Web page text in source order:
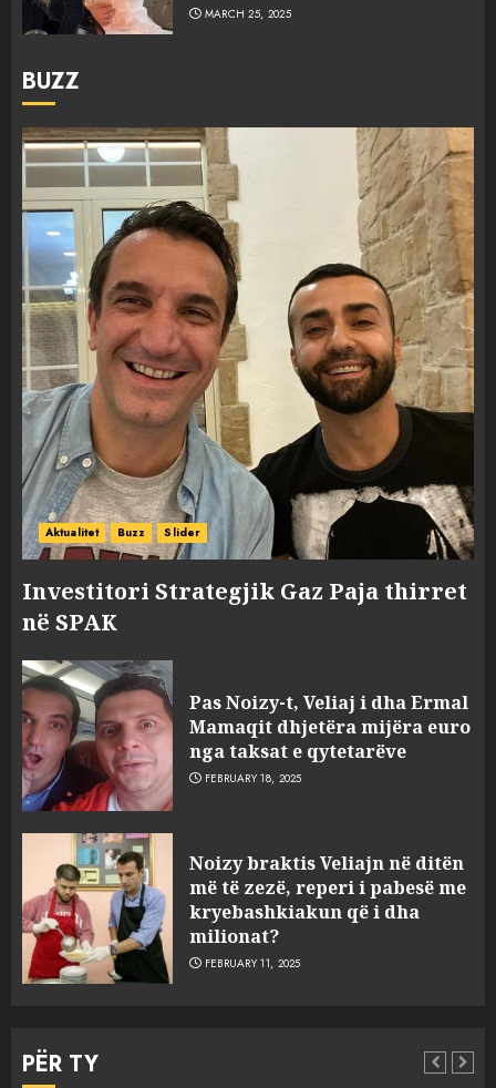
MARCH 25, 2025
BUZZ
Aktualitet Buzz Slider
Investitori Strategjik Gaz Paja thirret
në SPAK
Pas Noizy-t, Veliaj i dha Ermal
Mamaqit dhjetëra mijëra euro
nga taksat e qytetarëve
FEBRUARY 18, 2025
Noizy braktis Veliajn në ditën
më të zezë, reperi i pabesë me
kryebashkiakun që i dha
milionat?
FEBRUARY 11, 2025
PËR TY
3
sulmuan “One Albania”,
ngjarja u fsheh. A u vodhën
serverat?
MARCH 25, 2025